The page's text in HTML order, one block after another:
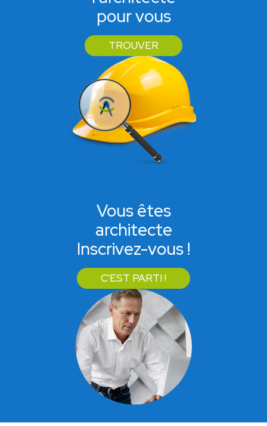
pour vous
TROUVER
Vous êtes
architecte
Inscrivez-vous !
C'EST PARTI !